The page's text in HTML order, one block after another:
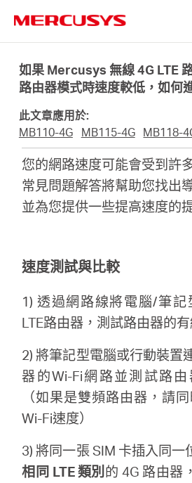
navigation
如果 Mercusys 無線 4G LTE
路由器模式時速度較低，如何
此文章應用於:
MB110-4G
MB115-4G MB118-
您的網路速度可能會受到許
常見問題解答將幫助您找出
並為您提供一些提高速度的
速度測試與比較
1) 透過網路線將電腦/筆
LTE路由器，測試路由器的
2) 將筆記型電腦或行動裝置
器的Wi-Fi網路並測試路由
（如果是雙頻路由器，請
Wi-Fi速度）
3) 將同一張 SIM 卡插入同一
相同 LTE 類別 的 4G 路由器